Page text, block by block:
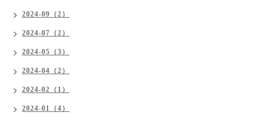
2024-09（2）
2024-07（2）
2024-05（3）
2024-04（2）
2024-02（1）
2024-01（4）